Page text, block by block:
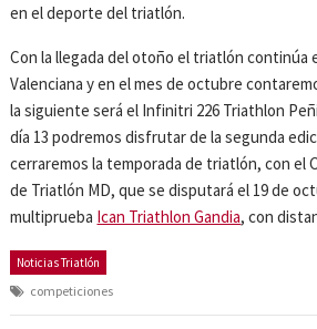
en el deporte del triatlón.
Con la llegada del otoño el triatlón continúa
Valenciana y en el mes de octubre
la siguiente será el Infinitri 226 Triathlon
día 13 podremos disfrutar de la segunda
cerraremos la temporada de triatlón, con el
de Triatlón MD, que se disputará el 19 de
multiprueba Ican Triathlon Gandia, con
Noticias Triatlón
competiciones